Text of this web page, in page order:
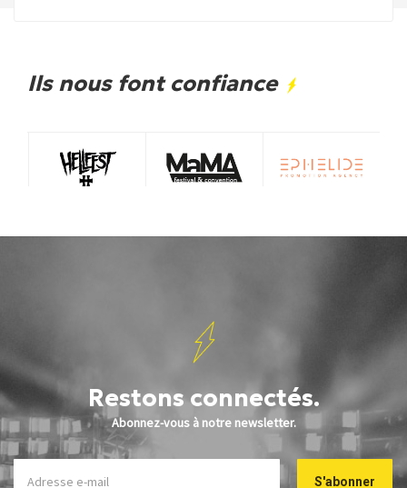
Ils nous font confiance
Restons connectés.
Abonnez-vous à notre newsletter.